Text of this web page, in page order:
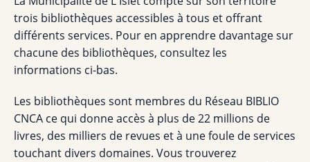
trois bibliothèques accessibles à tous et offrant
différents services. Pour en apprendre davantage sur
chacune des bibliothèques, consultez les
informations ci-bas.
Les bibliothèques sont membres du Réseau BIBLIO
CNCA ce qui donne accès à plus de 22 millions de
livres, des milliers de revues et à une foule de services
touchant divers domaines. Vous trouverez